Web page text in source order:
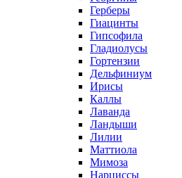
Герберы
Гиацинты
Гипсофила
Гладиолусы
Гортензии
Дельфиниум
Ирисы
Каллы
Лаванда
Ландыши
Лилии
Маттиола
Мимоза
Нарциссы